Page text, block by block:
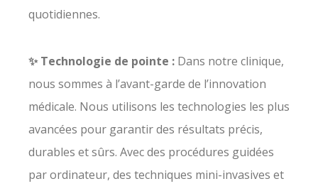
quotidiennes.
✨ Technologie de pointe : Dans notre clinique,
nous sommes à l’avant-garde de l’innovation
médicale. Nous utilisons les technologies les plus
avancées pour garantir des résultats précis,
durables et sûrs. Avec des procédures guidées
par ordinateur, des techniques mini-invasives et